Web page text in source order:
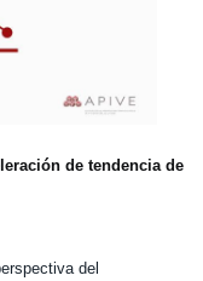
de tendencia de
del